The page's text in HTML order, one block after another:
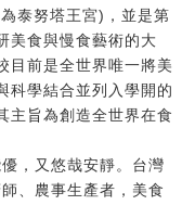
泰努塔王宮)，並是第
美食與慢食藝術的大
目前是全世界唯一將美
科學結合並列入學開的
主旨為創造全世界在食
，又悠哉安靜。台灣
、農事生產者，美食